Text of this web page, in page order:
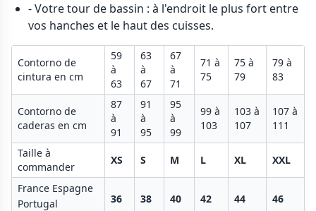
- Votre tour de bassin : à l'endroit le plus fort entre
vos hanches et le haut des cuisses.
Contorno de
cintura en cm
59
à
63
63
à
67
67
à
71
71 à
75
75 à
79
79 à
83
Contorno de
caderas en cm
87
à
91
91
à
95
95
à
99
99 à
103
103 à
107
107 à
111
Taille à
commander
XS S M L XL XXL
France Espagne
Portugal
36 38 40 42 44 46